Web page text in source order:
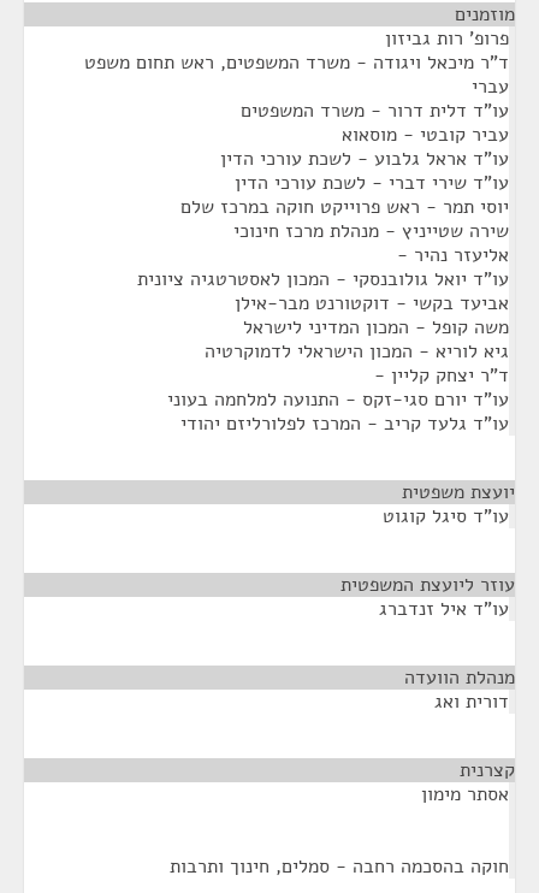
מוזמנים
פרופ' רות גביזון
ד"ר מיכאל ויגודה - משרד המשפטים, ראש תחום משפט
עברי
עו"ד דלית דרור - משרד המשפטים
עביר קובטי - מוסאוא
עו"ד אראל גלבוע - לשכת עורכי הדין
עו"ד שירי דברי - לשכת עורכי הדין
יוסי תמר - ראש פרוייקט חוקה במרכז שלם
שירה שטייניץ - מנהלת מרכז חינוכי
אליעזר נהיר -
עו"ד יואל גולובנסקי - המכון לאסטרטגיה ציונית
אביעד בקשי - דוקטורנט מבר-אילן
משה קופל - המכון המדיני לישראל
גיא לוריא - המכון הישראלי לדמוקרטיה
ד"ר יצחק קליין -
עו"ד יורם סגי-זקס - התנועה למלחמה בעוני
עו"ד גלעד קריב - המרכז לפלורליזם יהודי
יועצת משפטית
עו"ד סיגל קוגוט
עוזר ליועצת המשפטית
עו"ד איל זנדברג
מנהלת הוועדה
דורית ואג
קצרנית
אסתר מימון
חוקה בהסכמה רחבה - סמלים, חינוך ותרבות